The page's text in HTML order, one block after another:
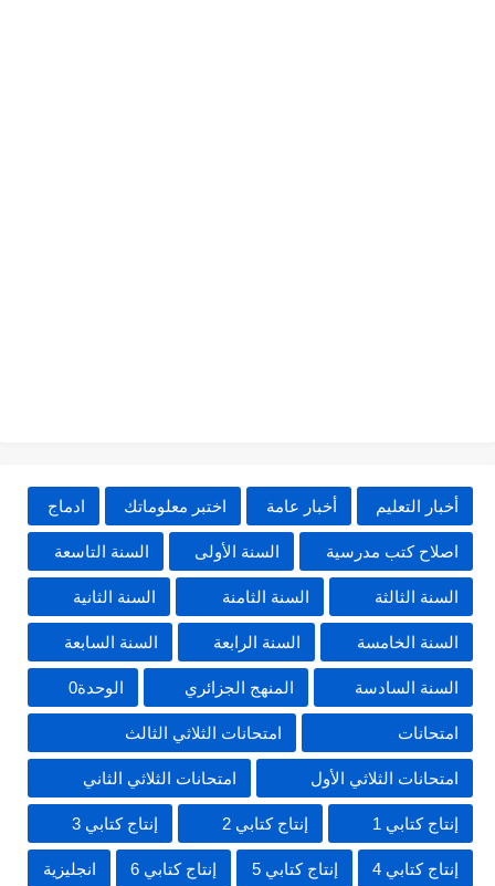
أخبار التعليم أخبار عامة اختبر معلوماتك ادماج
اصلاح كتب مدرسية السنة الأولى السنة التاسعة
السنة الثالثة السنة الثامنة السنة الثانية
السنة الخامسة السنة الرابعة السنة السابعة
السنة السادسة المنهج الجزائري الوحدة0
امتحانات امتحانات الثلاثي الثالث
امتحانات الثلاثي الأول امتحانات الثلاثي الثاني
إنتاج كتابي 1 إنتاج كتابي 2 إنتاج كتابي 3
إنتاج كتابي 4 إنتاج كتابي 5 إنتاج كتابي 6 انجليزية